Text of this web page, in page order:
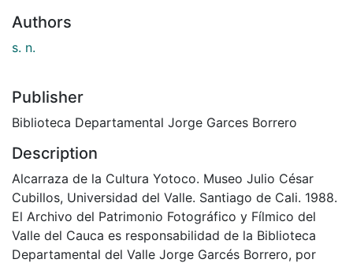
Authors
s. n.
Publisher
Biblioteca Departamental Jorge Garces Borrero
Description
Alcarraza de la Cultura Yotoco. Museo Julio César
Cubillos, Universidad del Valle. Santiago de Cali. 1988.
El Archivo del Patrimonio Fotográfico y Fílmico del
Valle del Cauca es responsabilidad de la Biblioteca
Departamental del Valle Jorge Garcés Borrero, por